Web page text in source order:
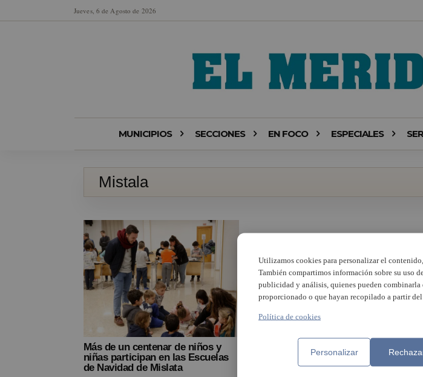
Jueves, 6 de Agosto de 2026
MUNICIPIOS SECCIONES EN FOCO ESPECIALES
Mistala
Más de un centenar de niños y
niñas participan en las Escuelas
de Navidad de Mislata
Utilizamos cookies para personalizar el
También compartimos información sobre su uso
publicidad y análisis, quienes pueden
proporcionado o que hayan recopilado a partir del
Política de cookies
Personalizar